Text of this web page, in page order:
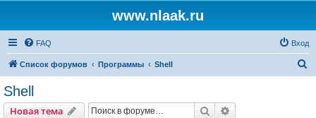
www.nlaak.ru
FAQ Вход
Список форумов Программы Shell
Shell
Новая тема Поиск